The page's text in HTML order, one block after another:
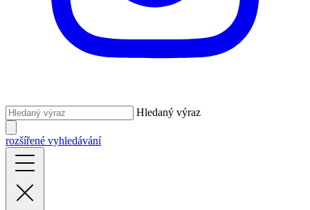
Hledaný výraz
rozšířené vyhledávání